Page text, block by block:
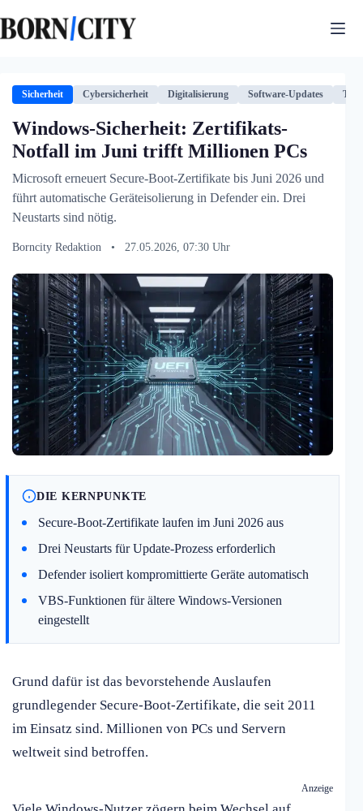
Inhalt
springen
Sicherheit Cybersicherheit Digitalisierung Software-Updates
Windows-Sicherheit: Zertifikats-
Notfall im Juni trifft Millionen PCs
Microsoft erneuert Secure-Boot-Zertifikate bis Juni 2026 und
führt automatische Geräteisolierung in Defender ein. Drei
Neustarts sind nötig.
Borncity Redaktion • 27.05.2026, 07:30 Uhr
DIE KERNPUNKTE
Secure-Boot-Zertifikate laufen im Juni 2026 aus
Drei Neustarts für Update-Prozess erforderlich
Defender isoliert kompromittierte Geräte automatisch
VBS-Funktionen für ältere Windows-Versionen
eingestellt
Grund dafür ist das bevorstehende Auslaufen
grundlegender Secure-Boot-Zertifikate, die seit 2011
im Einsatz sind. Millionen von PCs und Servern
weltweit sind betroffen.
Anzeige